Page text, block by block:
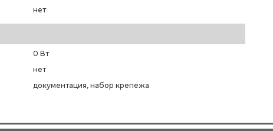
нет
0 Вт
нет
документация, набор крепежа